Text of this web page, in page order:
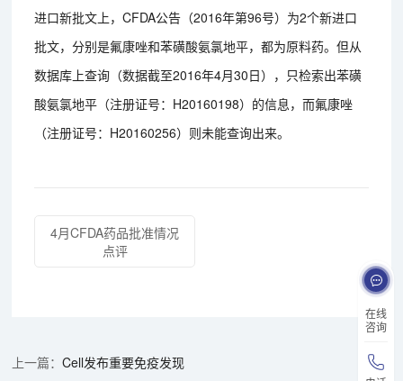
在线
咨询
进口新批文上，CFDA公告（2016年第96号）为2个新进口
批文，分别是氟康唑和苯磺酸氨氯地平，都为原料药。但从
数据库上查询（数据截至2016年4月30日），只检索出苯磺
酸氨氯地平（注册证号：H20160198）的信息，而氟康唑
（注册证号：H20160256）则未能查询出来。
4月CFDA药品批准情况
点评
Cell发布重要免疫发现